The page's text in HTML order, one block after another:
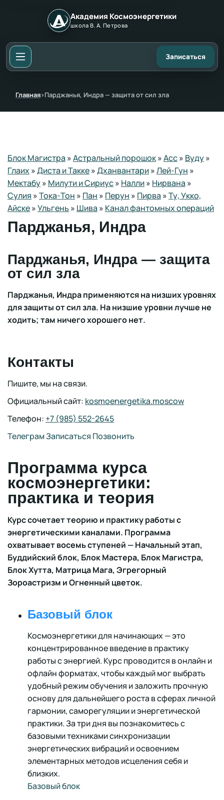
Академия Космоэнергетики
школа В. А. Петрова
Записаться
Главная›Парджанья, Индра — защита от сил зла
Блок Магистра »Астральный порошок»Асс» Вуду»
Глаих»Диста и Такке»Дханвантари»Лей-Гун »
Мектабу» Милути и Сириус» Налли» Нирвана »
Сулия »Тока-Тон » Пан » Перун » Пирва »Ту, Укко,
Айске»Ульгень » Шива » Канал фантомных операций
Парджанья, Индра
Парджанья, Индра — защита
от сил зла
Парджанья, Индра применяются на низших уровнях
для защиты от сил зла. На низшие уровни лучше не
ходить; там ничего хорошего нет.
Контакты
Пишите, мы на связи.
Официальный сайт: kosmoenergetika.moscow
Телефон: +7 (985) 552-2645
ТелеграмЗаписаться Позвонить
Программа курса
космоэнергетики:
практика и теория
Курс сочетает теорию и практику работы с
энергетическими каналами. Программа
охватывает восемь ступеней — Начальный этап,
Буддийский блок, Блок Мастера, Блок Магистра,
Блок Хутта, Матрица Мага, Эгрегорный
Зороастризм и Огненный цветок.
Базовый блок
Космоэнергетики для начинающих — это
концентрированное введение в практику
работы с энергией. Курс проводится в онлайн и
офлайн форматах, чтобы каждый мог выбрать
удобный режим обучения и заложить прочную
основу для дальнейшего роста в сферах личной
гармонии, саморегуляции и энергетической
практики. За три дня вы познакомитесь с
базовыми техниками синхронизации
энергетических вибраций и освоением
элементарных методов исцеления себя и
близких.
Базовый блок